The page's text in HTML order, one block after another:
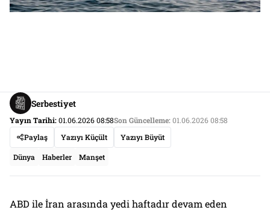
Serbestiyet
Yayın Tarihi:01.06.2026 08:58Son Güncelleme:01.06.2026 08:58
Paylaş
Yazıyı Küçült Yazıyı Büyüt
Dünya Haberler Manşet
ABD ile İran arasında yedi haftadır devam eden